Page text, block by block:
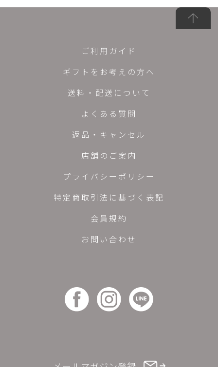
ご利用ガイド
ギフトをお考えの方へ
送料・配送について
よくある質問
返品・キャンセル
店舗のご案内
プライバシーポリシー
特定商取引法に基づく表記
会員規約
お問い合わせ